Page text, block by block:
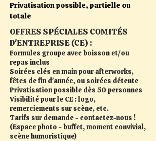
Privatisation possible, partielle ou
totale
OFFRES SPÉCIALES COMITÉS
D'ENTREPRISE (CE) :
Formules groupe avec boisson et/ou
repas inclus
Soirées clés en main pour afterworks,
fêtes de fin d'année, ou soirées détente
Privatisation possible dès 50 personnes
Visibilité pour le CE : logo,
remerciements sur scène, etc.
Tarifs sur demande - contactez-nous !
(Espace photo - buffet, moment convivial,
scène humoristique)